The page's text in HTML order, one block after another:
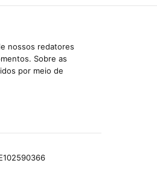
nossos redatores
Sobre as
por meio de